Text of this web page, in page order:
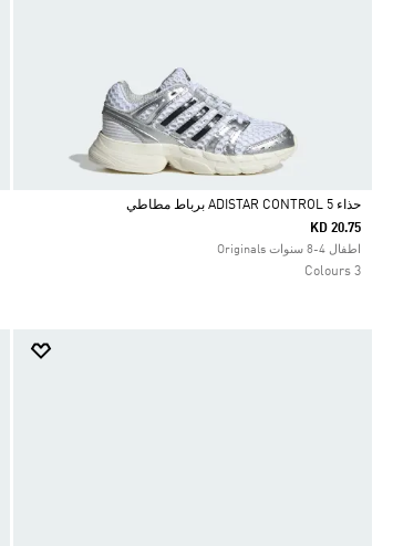
Selected
حذاء ADISTAR CONTROL 5 برباط مطاطي
KD 20.75
اطفال 4-8 سنوات Originals
3 Colours